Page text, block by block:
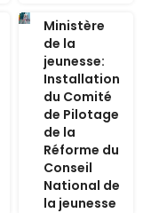
Ministère
de la
jeunesse:
Installation
du Comité
de Pilotage
de la
Réforme du
Conseil
National de
la jeunesse